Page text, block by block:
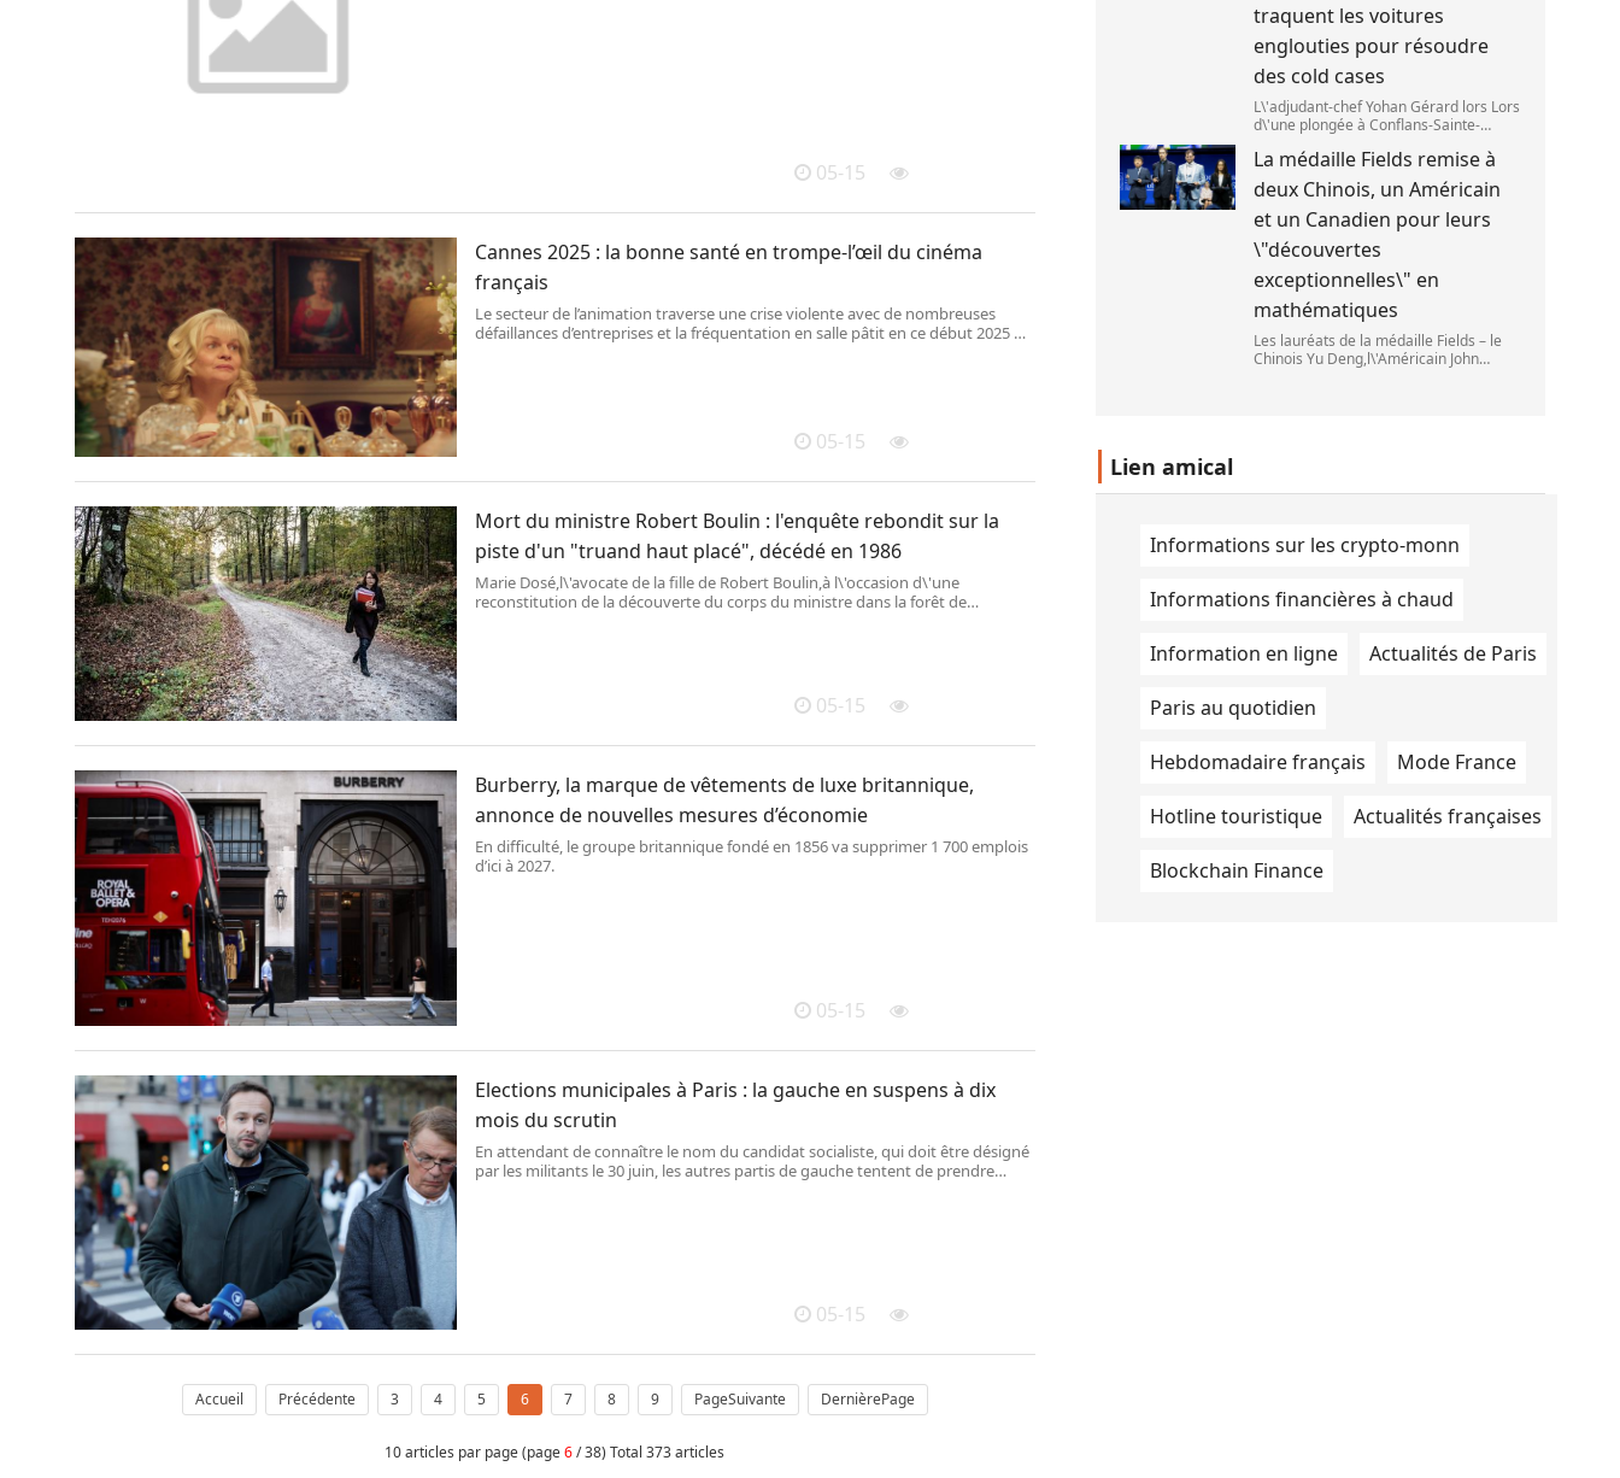
05-15
Cannes 2025 : la bonne santé en trompe-l’œil du cinéma
français
Le secteur de l’animation traverse une crise violente avec de nombreuses
défaillances d’entreprises et la fréquentation en salle pâtit en ce début 2025 de
05-15
Mort du ministre Robert Boulin : l'enquête rebondit sur la
piste d'un "truand haut placé", décédé en 1986
Marie Dosé,l\'avocate de la fille de Robert Boulin,à l\'occasion d\'une
reconstitution de la découverte du corps du ministre dans la forêt de
05-15
Burberry, la marque de vêtements de luxe britannique,
annonce de nouvelles mesures d’économie
En difficulté, le groupe britannique fondé en 1856 va supprimer 1 700 emplois
d’ici à 2027.
05-15
Elections municipales à Paris : la gauche en suspens à dix
mois du scrutin
En attendant de connaître le nom du candidat socialiste, qui doit être désigné
par les militants le 30 juin, les autres partis de gauche tentent de prendre
05-15
Accueil Précédente 3 4 5 6 7 8 9 PageSuivante DernièrePage
10 articles par page (page6/ 38) Total 373 articles
traquent les voitures
englouties pour résoudre
des cold cases
L\'adjudant-chef Yohan Gérard lors Lors
d\'une plongée à Conflans-Sainte-
Seine. (DAVID DI GIACOMO /
FRANCEINFO)
La médaille Fields remise à
deux Chinois, un Américain
et un Canadien pour leurs
\"découvertes
exceptionnelles\" en
mathématiques
Les lauréats de la médaille Fields – le
Chinois Yu Deng,l\'Américain John
Lien amical
Informations sur les crypto-monn
Informations financières à chaud
Information en ligne Actualités de Paris
Paris au quotidien
Hebdomadaire français Mode France
Hotline touristique Actualités françaises
Blockchain Finance